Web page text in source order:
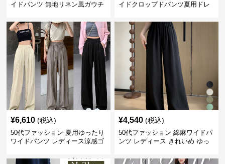
イドパンツ 無地リネン風ガウチ
イドクロップドパンツ夏用ドレ
¥6,610 (税込)
50代ファッション 夏用ゆったり
ワイドパンツ レディース涼感ゴ
¥4,540 (税込)
50代ファッション 綿麻ワイドパ
ンツ レディース きれいめ ゆっ